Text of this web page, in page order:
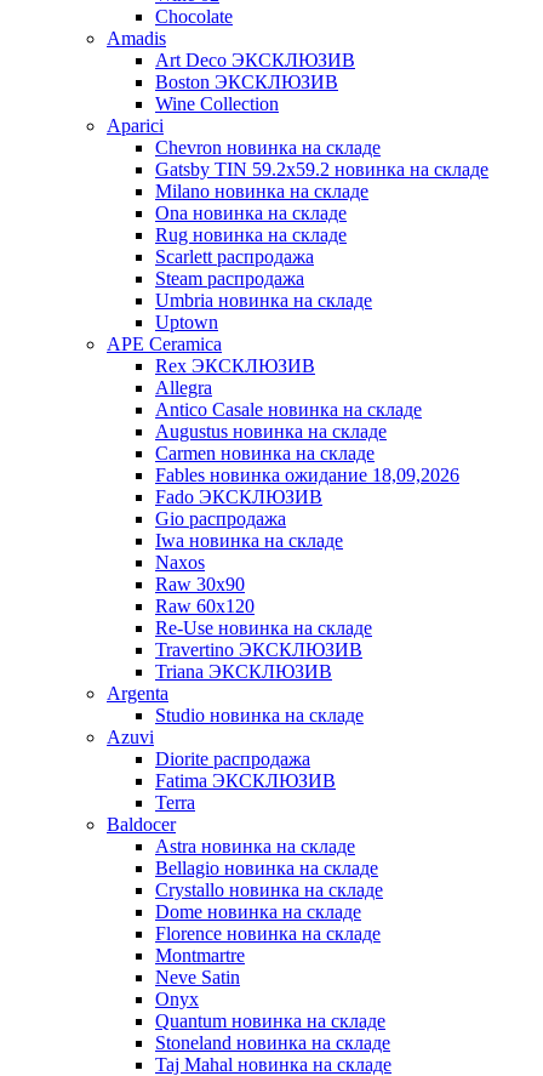
Chocolate
Amadis
Art Deco ЭКСКЛЮЗИВ
Boston ЭКСКЛЮЗИВ
Wine Collection
Aparici
Chevron новинка на складе
Gatsby TIN 59.2x59.2 новинка на складе
Milano новинка на складе
Ona новинка на складе
Rug новинка на складе
Scarlett распродажа
Steam распродажа
Umbria новинка на складе
Uptown
APE Ceramica
Rex ЭКСКЛЮЗИВ
Allegra
Antico Casale новинка на складе
Augustus новинка на складе
Carmen новинка на складе
Fables новинка ожидание 18,09,2026
Fado ЭКСКЛЮЗИВ
Gio распродажа
Iwa новинка на складе
Naxos
Raw 30x90
Raw 60х120
Re-Use новинка на складе
Travertino ЭКСКЛЮЗИВ
Triana ЭКСКЛЮЗИВ
Argenta
Studio новинка на складе
Azuvi
Diorite распродажа
Fatima ЭКСКЛЮЗИВ
Terra
Baldoсer
Astra новинка на складе
Bellagio новинка на складе
Crystallo новинка на складе
Dome новинка на складе
Florence новинка на складе
Montmartre
Neve Satin
Onyx
Quantum новинка на складе
Stoneland новинка на складе
Taj Mahal новинка на складе